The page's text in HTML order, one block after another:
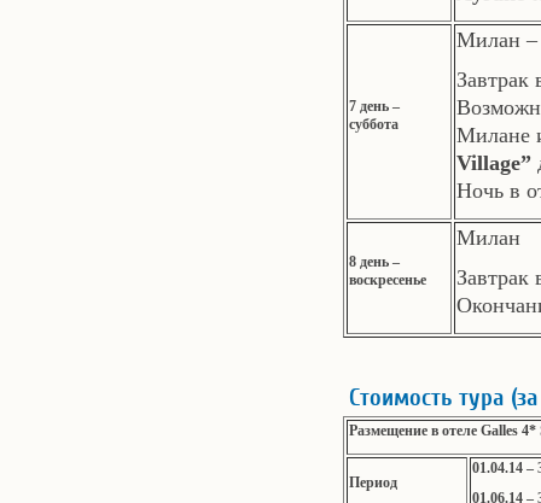
7 день –
суббота
Милан –
Завтрак
Милане
Village”
Ночь в
8 день –
воскресенье
Милан
Завтрак
Стоимость тура
Размещение в отеле Galles 4*
Период
01.04.14 –
01.06.14 –